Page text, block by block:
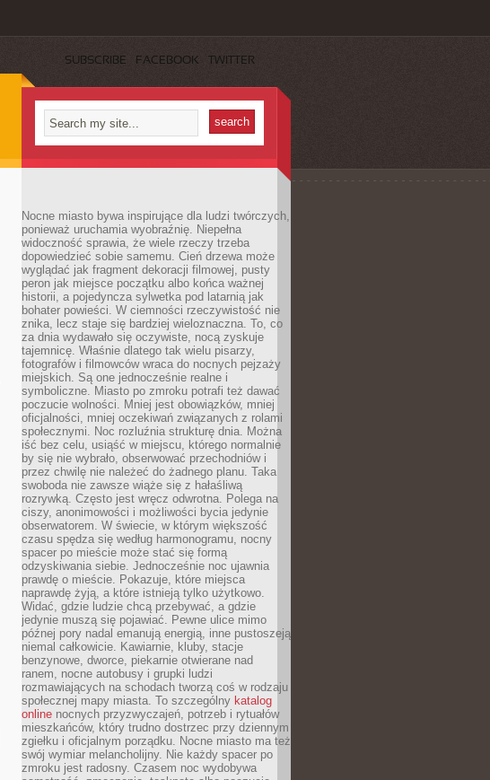
SUBSCRIBE FACEBOOK TWITTER
Nocne miasto bywa inspirujące dla ludzi twórczych,
ponieważ uruchamia wyobraźnię. Niepełna
widoczność sprawia, że wiele rzeczy trzeba
dopowiedzieć sobie samemu. Cień drzewa może
wyglądać jak fragment dekoracji filmowej, pusty
peron jak miejsce początku albo końca ważnej
historii, a pojedyncza sylwetka pod latarnią jak
bohater powieści. W ciemności rzeczywistość nie
znika, lecz staje się bardziej wieloznaczna. To, co
za dnia wydawało się oczywiste, nocą zyskuje
tajemnicę. Właśnie dlatego tak wielu pisarzy,
fotografów i filmowców wraca do nocnych pejzaży
miejskich. Są one jednocześnie realne i
symboliczne. Miasto po zmroku potrafi też dawać
poczucie wolności. Mniej jest obowiązków, mniej
oficjalności, mniej oczekiwań związanych z rolami
społecznymi. Noc rozluźnia strukturę dnia. Można
iść bez celu, usiąść w miejscu, którego normalnie
by się nie wybrało, obserwować przechodniów i
przez chwilę nie należeć do żadnego planu. Taka
swoboda nie zawsze wiąże się z hałaśliwą
rozrywką. Często jest wręcz odwrotna. Polega na
ciszy, anonimowości i możliwości bycia jedynie
obserwatorem. W świecie, w którym większość
czasu spędza się według harmonogramu, nocny
spacer po mieście może stać się formą
odzyskiwania siebie. Jednocześnie noc ujawnia
prawdę o mieście. Pokazuje, które miejsca
naprawdę żyją, a które istnieją tylko użytkowo.
Widać, gdzie ludzie chcą przebywać, a gdzie
jedynie muszą się pojawiać. Pewne ulice mimo
późnej pory nadal emanują energią, inne pustoszeją
niemal całkowicie. Kawiarnie, kluby, stacje
benzynowe, dworce, piekarnie otwierane nad
ranem, nocne autobusy i grupki ludzi
rozmawiających na schodach tworzą coś w rodzaju
społecznej mapy miasta. To szczególny katalog
online nocnych przyzwyczajeń, potrzeb i rytuałów
mieszkańców, który trudno dostrzec przy dziennym
zgiełku i oficjalnym porządku. Nocne miasto ma też
swój wymiar melancholijny. Nie każdy spacer po
zmroku jest radosny. Czasem noc wydobywa